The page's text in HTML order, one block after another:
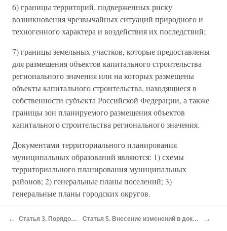
6) границы территорий, подверженных риску
возникновения чрезвычайных ситуаций природного и
техногенного характера и воздействия их последствий;
7) границы земельных участков, которые предоставлены
для размещения объектов капитального строительства
регионального значения или на которых размещены
объекты капитального строительства, находящиеся в
собственности субъекта Российской Федерации, а также
границы зон планируемого размещения объектов
капитального строительства регионального значения.
Документами территориального планирования
муниципальных образований являются: 1) схемы
территориального планирования муниципальных
районов; 2) генеральные планы поселений; 3)
генеральные планы городских округов.
Схема территориального планирования муниципального
← Статья 3. Порядок рассмотрения ходатайств о переводе земель или земельных участков в составе таких земель из одной категории в другую Статья 5. Внесение изменений в документы государственного земельного кадастра и в записи Единого государственного реестра прав на недвижимое имущество и сделок с ним в связи с переводом земель или земельных участков в составе таких земель из одной категории в другую →